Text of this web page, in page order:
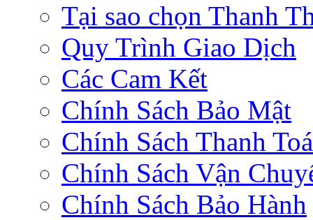
Tại sao chọn Thanh
Quy Trình Giao Dịch
Các Cam Kết
Chính Sách Bảo Mật
Chính Sách Thanh
Chính Sách Vận
Chính Sách Bảo Hành